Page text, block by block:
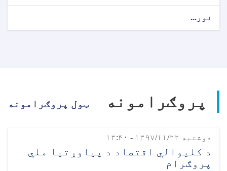
نور...
پروګرامونه ټول پروګرامونه
دوشنبه ۱۳۹۷/۱۱/۲۲ - ۱۳:۴۰
د کلیوالي اقتصاد د پیاوړتیا ملي
پروګرام